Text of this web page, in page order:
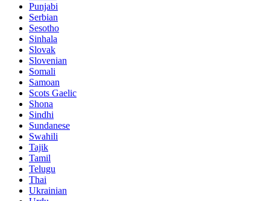
Punjabi
Serbian
Sesotho
Sinhala
Slovak
Slovenian
Somali
Samoan
Scots Gaelic
Shona
Sindhi
Sundanese
Swahili
Tajik
Tamil
Telugu
Thai
Ukrainian